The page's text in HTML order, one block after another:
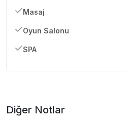
Masaj
Oyun Salonu
SPA
Diğer Notlar